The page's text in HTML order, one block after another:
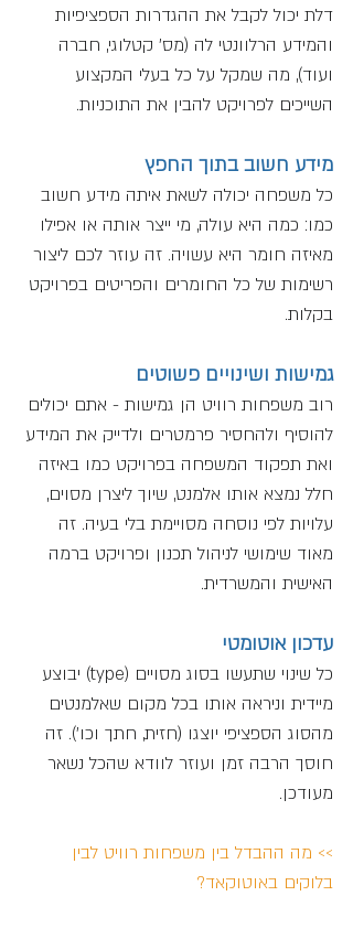
דלת יכול לקבל את ההגדרות הספציפיות
והמידע הרלוונטי לה (מס' קטלוגי, חברה
ועוד), מה שמקל על כל בעלי המקצוע
השייכים לפרויקט להבין את התוכניות.
מידע חשוב בתוך החפץ
כל משפחה יכולה לשאת איתה מידע חשוב
כמו: כמה היא עולה, מי ייצר אותה או אפילו
מאיזה חומר היא עשויה. זה עוזר לכם ליצור
רשימות של כל החומרים והפריטים בפרויקט
בקלות.
גמישות ושינויים פשוטים
רוב משפחות רוויט הן גמישות - אתם יכולים
להוסיף ולהחסיר פרמטרים ולדייק את המידע
ואת תפקוד המשפחה בפרויקט כמו באיזה
חלל נמצא אותו אלמנט, שיוך ליצרן מסוים,
עלויות לפי נוסחה מסויימת בלי בעיה. זה
מאוד שימושי לניהול תכנון ופרויקט ברמה
האישית והמשרדית.
עדכון אוטומטי
כל שינוי שתעשו בסוג מסויים (type) יבוצע
מיידית וניראה אותו בכל מקום שאלמנטים
מהסוג הספציפי יוצגו (חזית, חתך וכו'). זה
חוסך הרבה זמן ועוזר לוודא שהכל נשאר
מעודכן.
>> מה ההבדל בין משפחות רוויט לבין
בלוקים באוטוקאד?